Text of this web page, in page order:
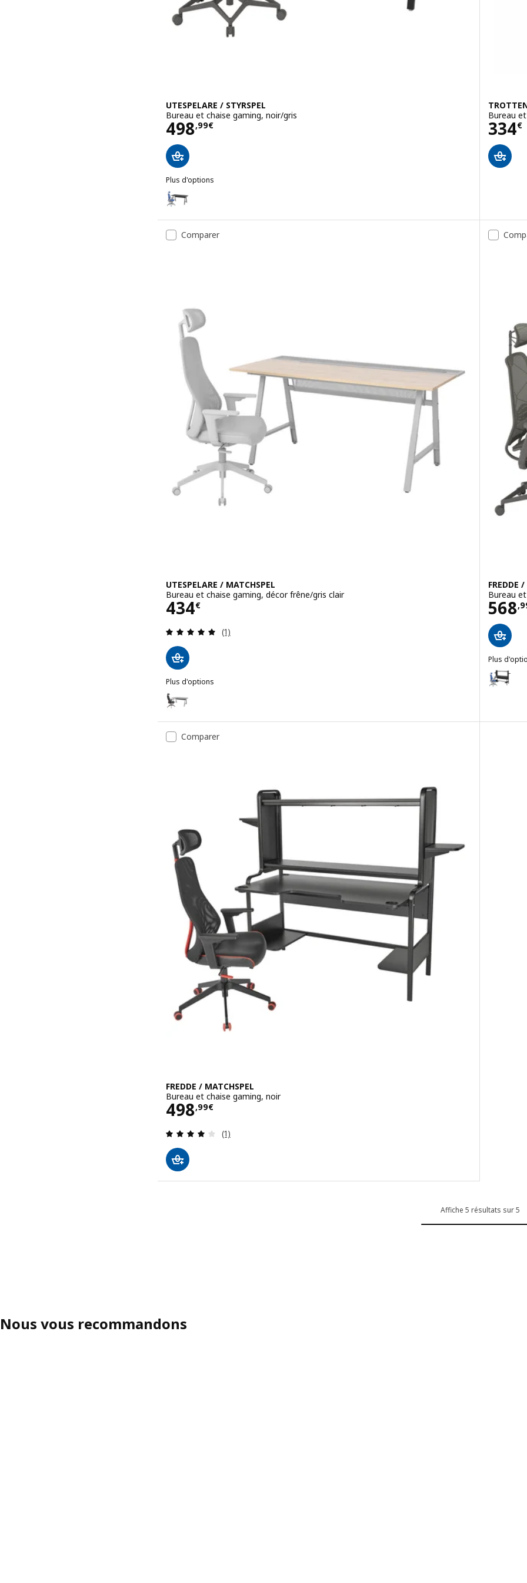
UTESPELARE / STYRSPEL
Bureau et chaise gaming, noir/gris
498,99€
Prix 498,99€
Plus d'options
UTESPELARE / STYRSPEL
Option : UTESPELARE / STYRSPEL, Bureau et chaise gaming, noir bleu/gris clair
Bureau
334€
Prix
Comparer
UTESPELARE / MATCHSPEL
Bureau et chaise gaming, décor frêne/gris clair
434€
Prix 434€
Révision: 5 hors de 5 étoiles. Nombre total de commentaires:
(1)
Plus d'options
UTESPELARE / MATCHSPEL
Option : UTESPELARE / MATCHSPEL, Bureau et chaise gaming, noir
FREDDE /
Bureau
568,
Prix
Plus
FREDDE /
Option :
Comparer
FREDDE / MATCHSPEL
Bureau et chaise gaming, noir
498,99€
Prix 498,99€
Révision: 4 hors de 5 étoiles. Nombre total de commentaires:
(1)
Affiche 5 résultats sur 5
Nous vous recommandons